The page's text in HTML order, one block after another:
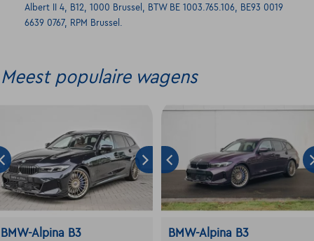
Albert II 4, B12, 1000 Brussel, BTW BE 1003.765.106, BE93 0019
6639 0767, RPM Brussel.
Meest populaire wagens
BMW-Alpina B3 BMW-Alpina B3